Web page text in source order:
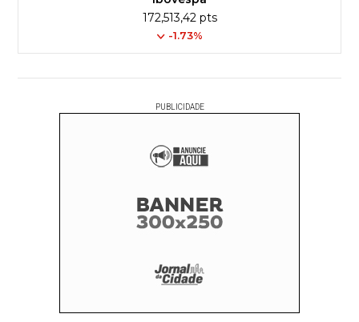
172,513,42 pts
-1.73%
PUBLICIDADE